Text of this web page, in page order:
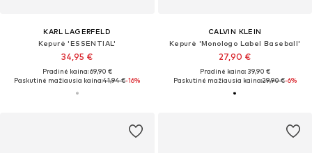
KARL LAGERFELD
Kepurė 'ESSENTIAL'
34,95 €
Pradinė kaina: 69,90 €
Paskutinė mažiausia kaina:41,94 €-16%
CALVIN KLEIN
Kepurė 'Monologo Label Baseball'
27,90 €
Pradinė kaina: 39,90 €
Paskutinė mažiausia kaina:29,90 €-6%